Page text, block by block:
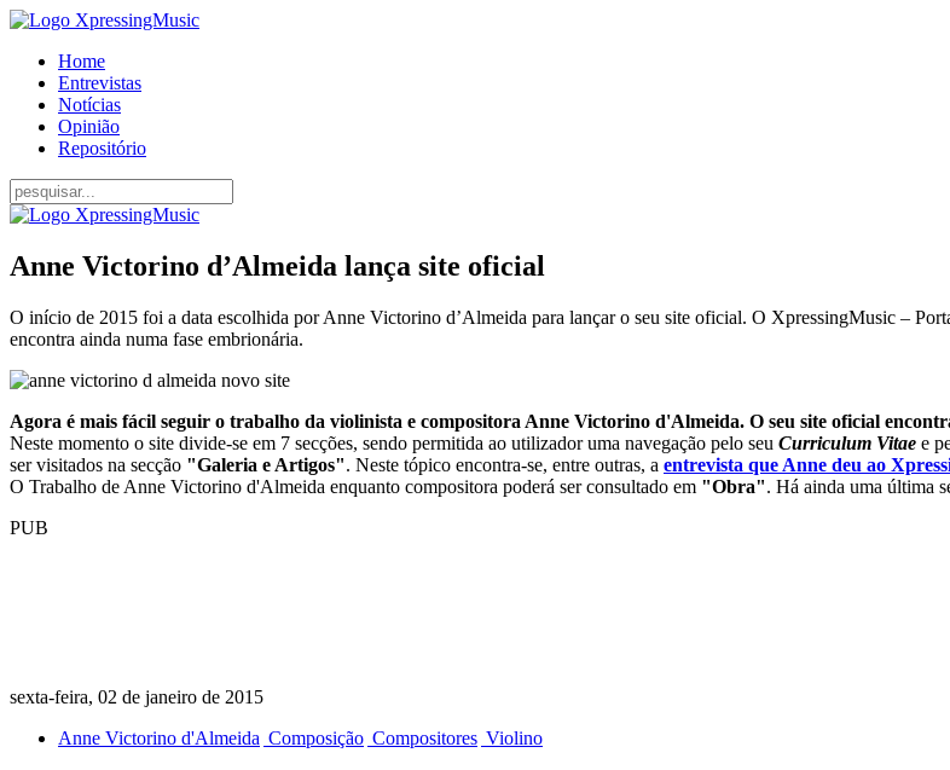
Home
Entrevistas
Notícias
Opinião
Repositório
Anne Victorino d’Almeida lança site oficial
O início de 2015 foi a data escolhida por Anne Victorino d’Almeida para lançar o seu site oficial. O XpressingMusic –
encontra ainda numa fase embrionária.
Agora é mais fácil seguir o trabalho da violinista e compositora Anne Victorino d'Almeida. O seu site oficial
Neste momento o site divide-se em 7 secções, sendo permitida ao utilizador uma navegação pelo seu Curriculum Vitae e
ser visitados na secção "Galeria e Artigos". Neste tópico encontra-se, entre outras, a entrevista que Anne deu ao
O Trabalho de Anne Victorino d'Almeida enquanto compositora poderá ser consultado em "Obra". Há ainda uma última
PUB
sexta-feira, 02 de janeiro de 2015
Anne Victorino d'Almeida Composição Compositores Violino